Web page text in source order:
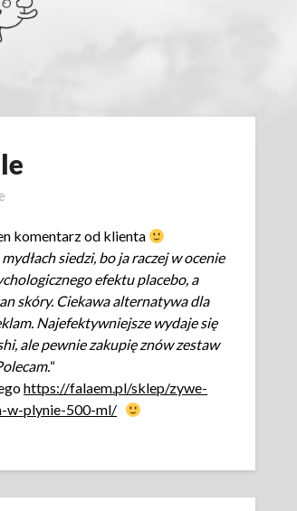
komentarz od klienta
siedzi, bo ja raczej w ocenie
efektu placebo, a
skóry. Ciekawa alternatywa dla
Najefektywniejsze wydaje się
ale pewnie zakupię znów zestaw
“
https://falaem.pl/sklep/zywe-
w-plynie-500-ml/